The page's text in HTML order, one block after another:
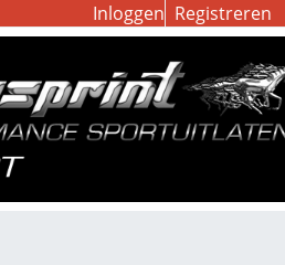
Inloggen Registreren